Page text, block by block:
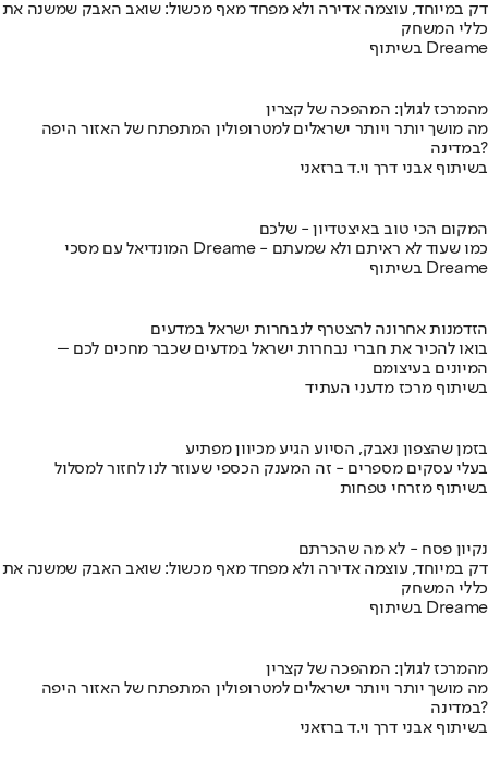
דק במיוחד, עוצמה אדירה ולא מפחד מאף מכשול: שואב האבק שמשנה את
כללי המשחק
בשיתוף Dreame
מהמרכז לגולן: המהפכה של קצרין
מה מושך יותר ויותר ישראלים למטרופולין המתפתח של האזור היפה
במדינה?
בשיתוף אבני דרך וי.ד ברזאני
המקום הכי טוב באיצטדיון - שלכם
המונדיאל עם מסכי Dreame - כמו שעוד לא ראיתם ולא שמעתם
בשיתוף Dreame
הזדמנות אחרונה להצטרף לנבחרות ישראל במדעים
בואו להכיר את חברי נבחרות ישראל במדעים שכבר מחכים לכם –
המיונים בעיצומם
בשיתוף מרכז מדעני העתיד
בזמן שהצפון נאבק, הסיוע הגיע מכיוון מפתיע
בעלי עסקים מספרים - זה המענק הכספי שעוזר לנו לחזור למסלול
בשיתוף מזרחי טפחות
נקיון פסח - לא מה שהכרתם
דק במיוחד, עוצמה אדירה ולא מפחד מאף מכשול: שואב האבק שמשנה את
כללי המשחק
בשיתוף Dreame
מהמרכז לגולן: המהפכה של קצרין
מה מושך יותר ויותר ישראלים למטרופולין המתפתח של האזור היפה
במדינה?
בשיתוף אבני דרך וי.ד ברזאני